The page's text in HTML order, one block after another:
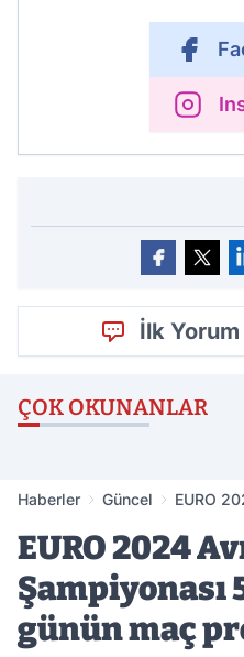
İlk Yorum
ÇOK OKUNANLAR
Haberler Güncel
EURO
EURO 2024
Şampiyonası
günün maç